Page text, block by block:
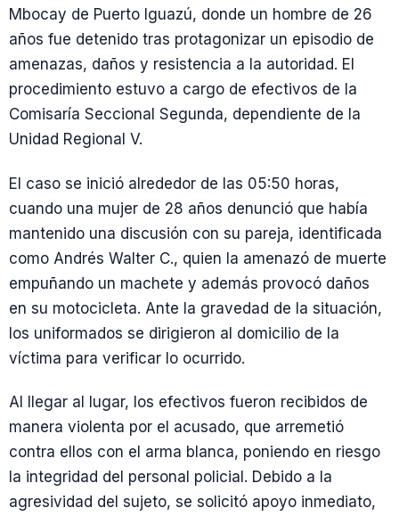
Mbocay de Puerto Iguazú, donde un hombre de 26
años fue detenido tras protagonizar un episodio de
amenazas, daños y resistencia a la autoridad. El
procedimiento estuvo a cargo de efectivos de la
Comisaría Seccional Segunda, dependiente de la
Unidad Regional V.
El caso se inició alrededor de las 05:50 horas,
cuando una mujer de 28 años denunció que había
mantenido una discusión con su pareja, identificada
como Andrés Walter C., quien la amenazó de muerte
empuñando un machete y además provocó daños
en su motocicleta. Ante la gravedad de la situación,
los uniformados se dirigieron al domicilio de la
víctima para verificar lo ocurrido.
Al llegar al lugar, los efectivos fueron recibidos de
manera violenta por el acusado, que arremetió
contra ellos con el arma blanca, poniendo en riesgo
la integridad del personal policial. Debido a la
agresividad del sujeto, se solicitó apoyo inmediato,